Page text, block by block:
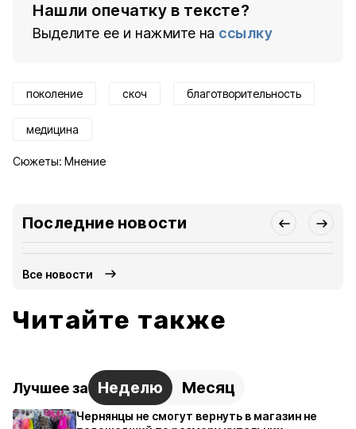
Нашли опечатку в тексте?
Выделите ее и нажмите на ссылку
поколение скоч благотворительность
медицина
Сюжеты: Мнение
Последние новости
Все новости
Читайте также
Лучшее за Неделю Месяц
Чернянцы не смогут вернуть в магазин не